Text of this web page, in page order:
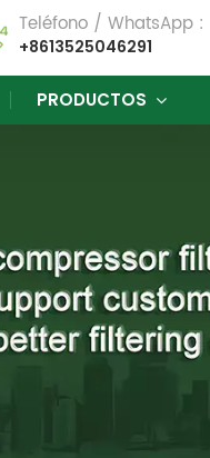
Teléfono / WhatsApp :
+8613525046291
PRODUCTOS